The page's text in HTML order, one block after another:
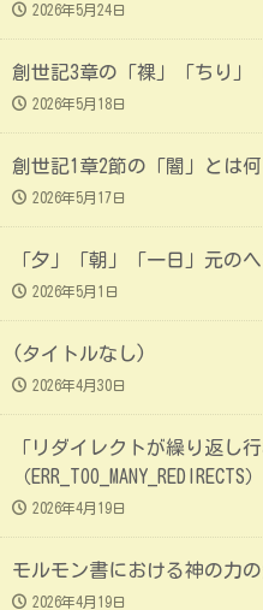
2026年5月24日
創世記3章の「裸」「ちり」
2026年5月18日
創世記1章2節の「闇」とは
2026年5月17日
「夕」「朝」「一日」元の
2026年5月1日
(タイトルなし)
2026年4月30日
「リダイレクトが繰り返し
（
2026年4月19日
モルモン書における神の力
2026年4月19日